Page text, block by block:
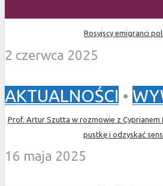
Rosyjscy emigranci
2 czerwca 2025
AKTUALNOŚCI •
Prof. Artur Szutta w rozmowie z Cyprianem
pustkę i odzyskać sens
16 maja 2025